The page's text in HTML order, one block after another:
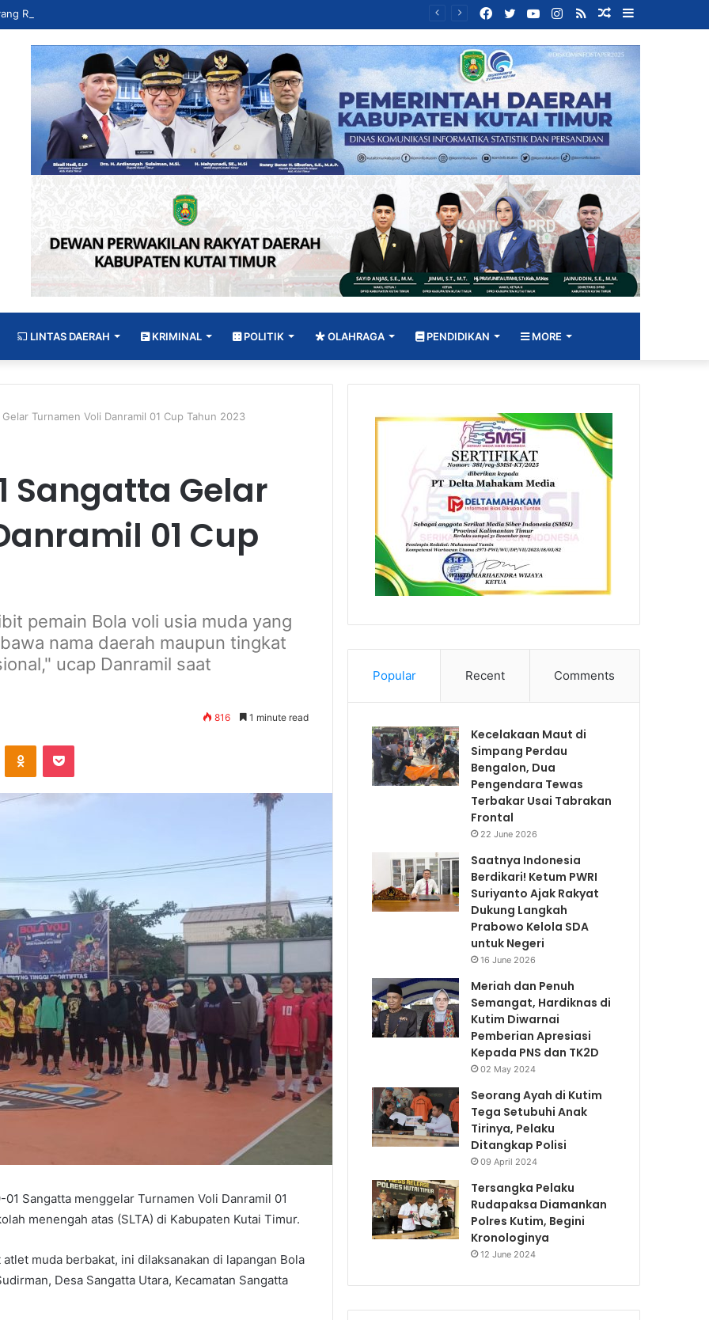
Random
Article
RSS
Instagram
YouTube
Twitter
Facebook
LINTAS DAERAH KRIMINAL POLITIK OLAHRAGA PENDIDIKAN MORE
Turnamen Voli Danramil 01 Cup Tahun 2023
Sangatta Gelar
01 Cup
pemain Bola voli usia muda yang
nama daerah maupun tingkat
ucap Danramil saat
816 1 minute read
01 Sangatta menggelar Turnamen Voli Danramil 01
menengah atas (SLTA) di Kabupaten Kutai Timur.
muda berbakat, ini dilaksanakan di lapangan Bola
Desa Sangatta Utara, Kecamatan Sangatta
Popular Recent Comments
Kecelakaan Maut di
Simpang Perdau
Bengalon, Dua
Pengendara Tewas
Terbakar Usai Tabrakan
Frontal
22 June 2026
Saatnya Indonesia
Berdikari! Ketum PWRI
Suriyanto Ajak Rakyat
Dukung Langkah
Prabowo Kelola SDA
untuk Negeri
16 June 2026
Meriah dan Penuh
Semangat, Hardiknas di
Kutim Diwarnai
Pemberian Apresiasi
Kepada PNS dan TK2D
02 May 2024
Seorang Ayah di Kutim
Tega Setubuhi Anak
Tirinya, Pelaku
Ditangkap Polisi
09 April 2024
Tersangka Pelaku
Rudapaksa Diamankan
Polres Kutim, Begini
Kronologinya
12 June 2024